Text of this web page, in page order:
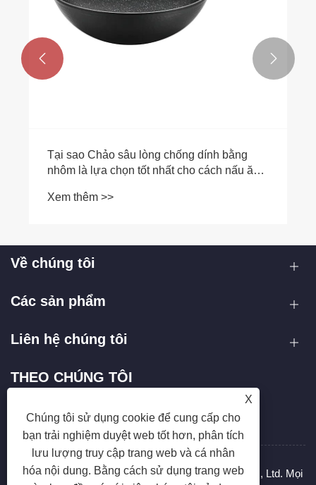
Tại sao Chảo sâu lòng chống dính bằng
nhôm là lựa chọn tốt nhất cho cách nấu ăn
Xem thêm >>
 
Về chúng tôi
Các sản phẩm
Liên hệ chúng tôi
THEO CHÚNG TÔI
Bản quyền © 2025 Chiết Giang Hanxin Cookware Co., Ltd. Mọi
X
Chúng tôi sử dụng cookie để cung cấp cho
bạn trải nghiệm duyệt web tốt hơn, phân tích
lưu lượng truy cập trang web và cá nhân
hóa nội dung. Bằng cách sử dụng trang web